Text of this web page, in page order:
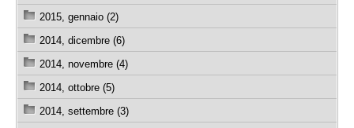
2015, gennaio (2)
2014, dicembre (6)
2014, novembre (4)
2014, ottobre (5)
2014, settembre (3)